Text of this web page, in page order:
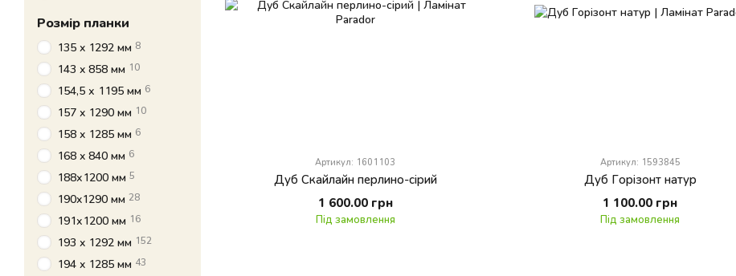
Артикул: 1601103
Дуб Скайлайн перлино-сірий
1 600.00 грн
Під замовлення
Артикул: 1593845
Дуб Горізонт натур
1 100.00 грн
Під замовлення
Розмір планки
135 x 1292 мм 8
143 x 858 мм 10
154,5 х 1195 мм 6
157 x 1290 мм 10
158 x 1285 мм 6
168 x 840 мм 6
188х1200 мм 5
190x1290 мм 28
191х1200 мм 16
193 x 1292 мм 152
194 x 1285 мм 43